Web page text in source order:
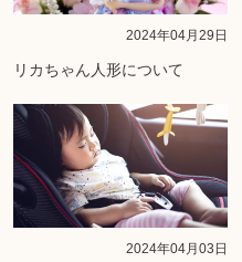
2024年04月29日
リカちゃん人形について
2024年04月03日